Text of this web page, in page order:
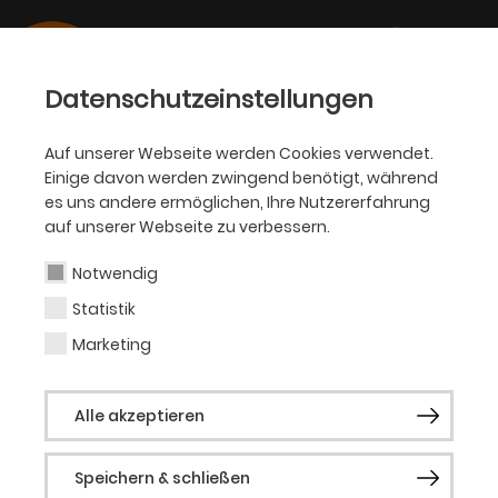
Datenschutzeinstellungen
Auf unserer Webseite werden Cookies verwendet.
Einige davon werden zwingend benötigt, während
es uns andere ermöglichen, Ihre Nutzererfahrung
auf unserer Webseite zu verbessern.
Notwendig
Statistik
Marketing
Alle akzeptieren
Speichern & schließen
16.12.2025 OPER
„Rebecca“ ist das Musical der
Spielzeit 2026|27
Die Dortmunder Neuinszenierung von
Erfolgs-Musical entsteht in Zusammenarbeit
mit den Vereinigten Bühnen Wien